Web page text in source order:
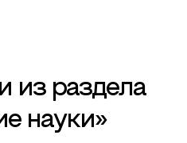
из раздела
науки»